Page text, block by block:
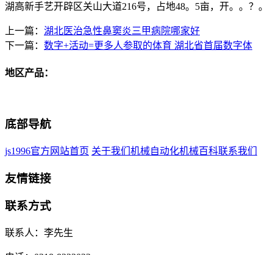
湖高新手艺开辟区关山大道216号，占地48。5亩，开。。？。
上一篇： 湖北医治急性鼻窦炎三甲病院哪家好
下一篇： 数字+活动=更多人参取的体育 湖北省首届数字体
地区产品：
底部导航
js1996官方网站首页 关于我们 机械自动化机械百科联系我们
友情链接
联系方式
联系人：李先生